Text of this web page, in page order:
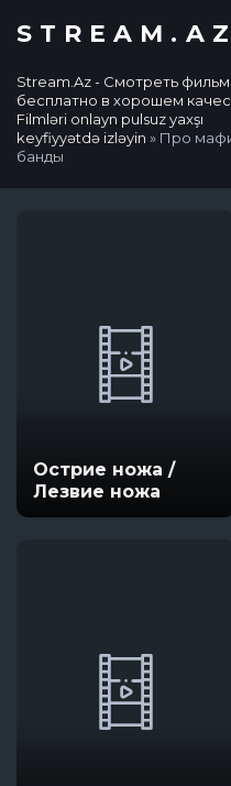
STREAM.AZ
Stream.Az - Смотреть
бесплатно в хорошем
Filmləri onlayn pulsuz yaxşı
keyfiyyətdə izləyin » Про
банды
Острие ножа /
Лезвие ножа